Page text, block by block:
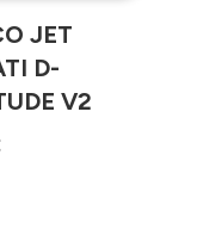
JET
D-
V2